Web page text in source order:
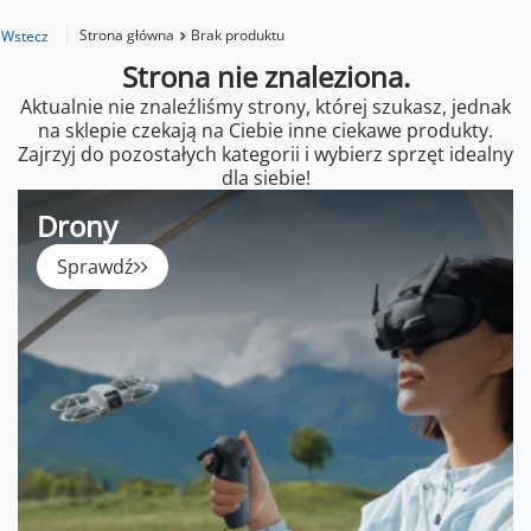
Wstecz Strona główna Brak produktu
Strona nie znaleziona.
Aktualnie nie znaleźliśmy strony, której szukasz, jednak
na sklepie czekają na Ciebie inne ciekawe produkty.
Zajrzyj do pozostałych kategorii i wybierz sprzęt idealny
dla siebie!
Drony
Sprawdź